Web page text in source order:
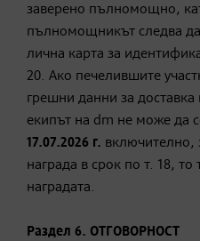
заверено пълномощно,
пълномощникът следва да
лична карта за
20. Ако печелившите
грешни данни за доставка
екипът на dm не може да
17.07.2026 г. включително,
награда в срок по т. 18, то
наградата.
Раздел 6. ОТГОВОРНОСТ